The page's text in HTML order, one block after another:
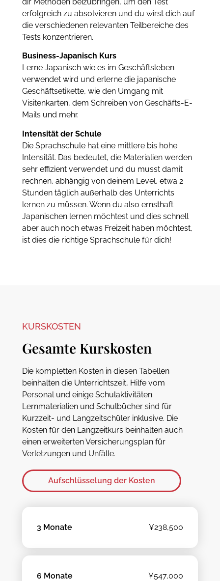
erfolgreich zu absolvieren und du wirst dich auf
die verschiedenen relevanten Teilbereiche des
Tests konzentrieren.
Business-Japanisch Kurs
Lerne Japanisch wie es im Geschäftsleben
verwendet wird und erlerne die japanische
Geschäftsetikette, wie den Umgang mit
Visitenkarten, dem Schreiben von Geschäfts-E-
Mails und mehr.
Intensität der Schule
Die Sprachschule hat eine mittlere bis hohe
Intensität. Das bedeutet, die Materialien werden
sehr effizient verwendet und du musst damit
rechnen, abhängig von deinem Level, etwa 2
Stunden täglich außerhalb des Unterrichts
lernen zu müssen. Wenn du also ernsthaft
Japanischen lernen möchtest und dies schnell
aber auch noch etwas Freizeit haben möchtest,
ist dies die richtige Sprachschule für dich!
3 Monate ¥238,500
6 Monate ¥547,000
KURSKOSTEN
Gesamte Kurskosten
Die kompletten Kosten in diesen Tabellen
beinhalten die Unterrichtszeit, Hilfe vom
Personal und einige Schulaktivitäten.
Lernmaterialien und Schulbücher sind für
Kurzzeit- und Langzeitschüler inklusive. Die
Kosten für den Langzeitkurs beinhalten auch
einen erweiterten Versicherungsplan für
Verletzungen und Unfälle.
Aufschlüsselung der Kosten